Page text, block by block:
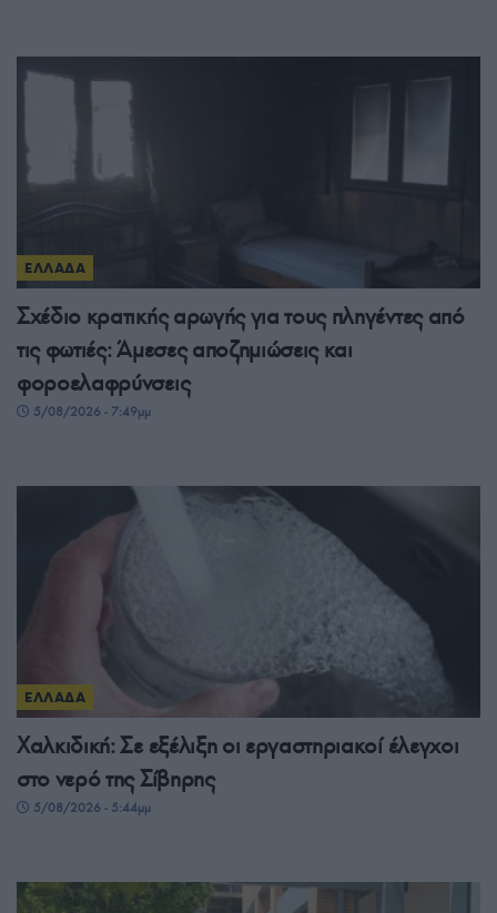
ΕΛΛΑΔΑ
Σχέδιο κρατικής αρωγής για τους πληγέντες από
τις φωτιές: Άμεσες αποζημιώσεις και
φοροελαφρύνσεις
5/08/2026 - 7:49μμ
ΕΛΛΑΔΑ
Χαλκιδική: Σε εξέλιξη οι εργαστηριακοί έλεγχοι
στο νερό της Σίβηρης
5/08/2026 - 5:44μμ